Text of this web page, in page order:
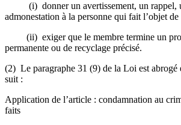
(i) donner un avertissement, un rappel,
admonestation à la personne qui fait l’objet
(ii) exiger que le membre termine un
permanente ou de recyclage précisé.
(2) Le paragraphe 31 (9) de la Loi est abrogé
suit :
Application de l’article : condamnation au
faits